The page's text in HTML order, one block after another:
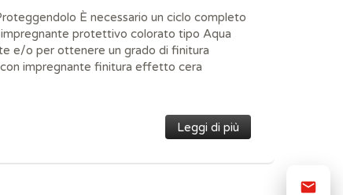
È necessario un ciclo completo
protettivo colorato tipo Aqua
e/o per ottenere un grado di finitura
impregnante finitura effetto cera
Leggi di più